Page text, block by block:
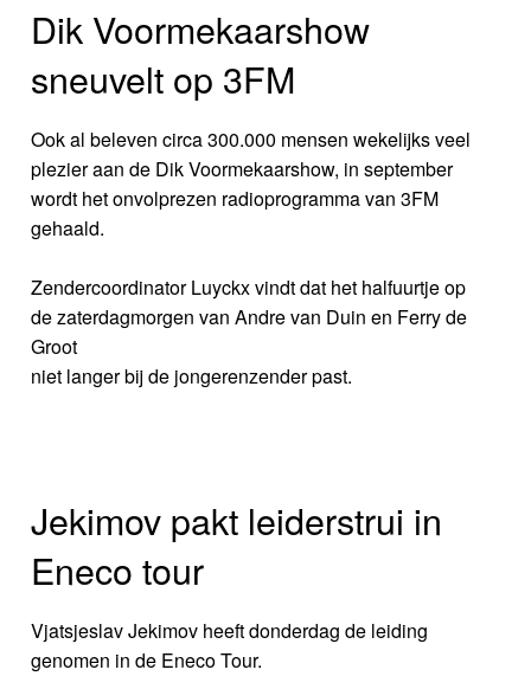
Dik Voormekaarshow
sneuvelt op 3FM
Ook al beleven circa 300.000 mensen wekelijks veel
plezier aan de Dik Voormekaarshow, in september
wordt het onvolprezen radioprogramma van 3FM
gehaald.
Zendercoordinator Luyckx vindt dat het halfuurtje op
de zaterdagmorgen van Andre van Duin en Ferry de
Groot
niet langer bij de jongerenzender past.
Jekimov pakt leiderstrui in
Eneco tour
Vjatsjeslav Jekimov heeft donderdag de leiding
genomen in de Eneco Tour.